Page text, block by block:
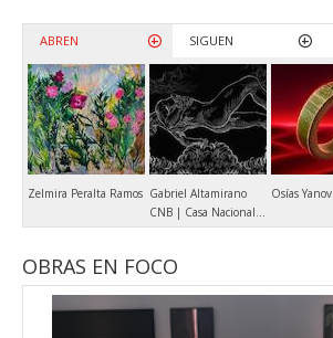
ABREN SIGUEN
Zelmira Peralta Ramos Gabriel Altamirano
CNB | Casa Nacional del Bicentenario
Osías Yanov
OBRAS EN FOCO